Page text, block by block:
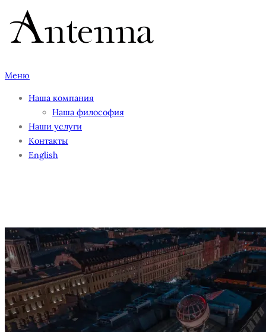
Перейти
содержимому
Меню
Наша компания
Наша философия
Наши услуги
Контакты
English